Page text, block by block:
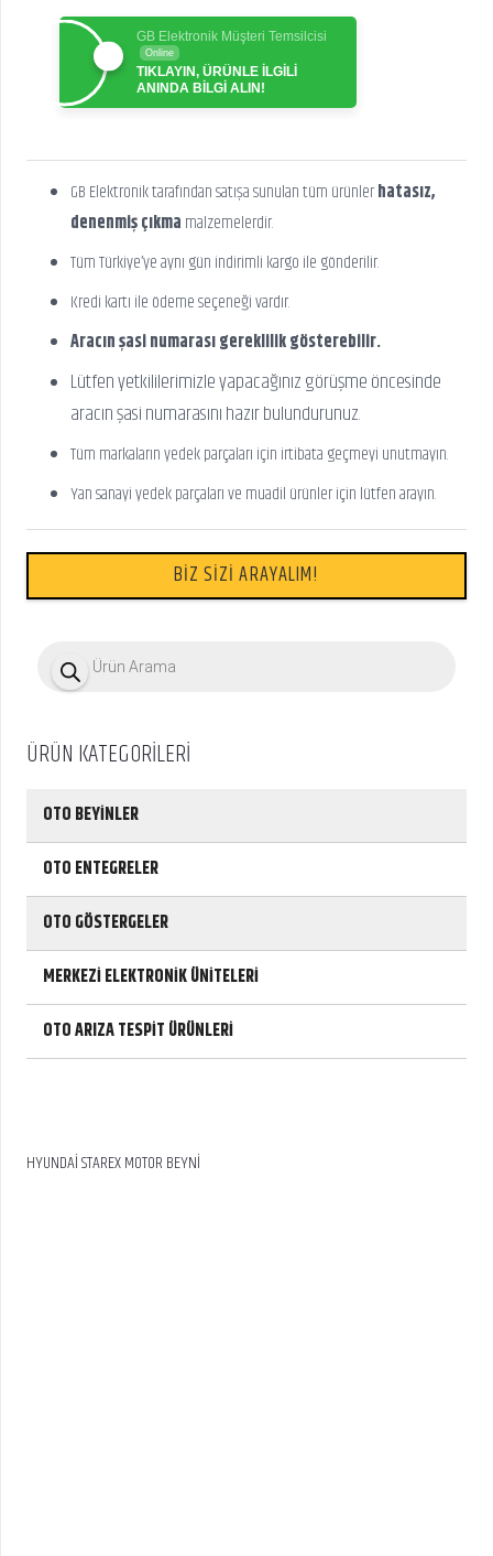
GB Elektronik Müşteri Temsilcisi
Online
TIKLAYIN, ÜRÜNLE İLGİLİ
ANINDA BİLGİ ALIN!
GB Elektronik tarafından satışa sunulan tüm ürünlerhatasız,
denenmiş çıkma malzemelerdir.
Tüm Türkiye’ye aynı gün indirimli kargo ile gönderilir.
Kredi kartı ile ödeme seçeneği vardır.
Aracın şasi numarası gereklilik gösterebilir.
Lütfen yetkililerimizle yapacağınız görüşme öncesinde
aracın şasi numarasını hazır bulundurunuz.
Tüm markaların yedek parçaları için irtibata geçmeyi unutmayın.
Yan sanayi yedek parçaları ve muadil ürünler için lütfen arayın.
BİZ SİZİ ARAYALIM!
t
r
ÜRÜN KATEGORİLERİ
OTO BEYİNLER
OTO ENTEGRELER
OTO GÖSTERGELER
MERKEZİ ELEKTRONİK ÜNİTELERİ
OTO ARIZA TESPİT ÜRÜNLERİ
HYUNDAİ STAREX MOTOR BEYNİ